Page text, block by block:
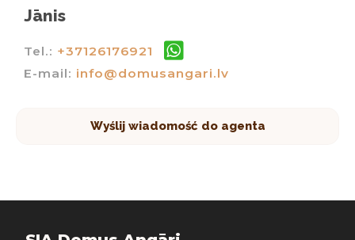
Jānis
Tel.: +37126176921
E-mail: info@domusangari.lv
Wyślij wiadomość do agenta